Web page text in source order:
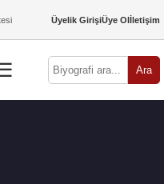
Üyelik GirişiÜye Olİletişim
Ara